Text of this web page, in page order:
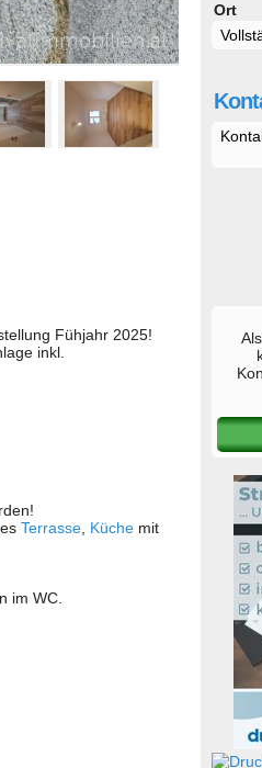
Fühjahr 2025!
inkl.
Terrasse Küche mit
im WC.
Ort
Als